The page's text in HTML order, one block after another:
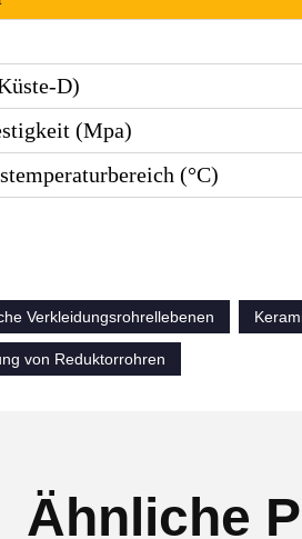
D)
(Mpa)
(°C)
Verkleidungsrohrellebenen
von Reduktorrohren
Ähnliche